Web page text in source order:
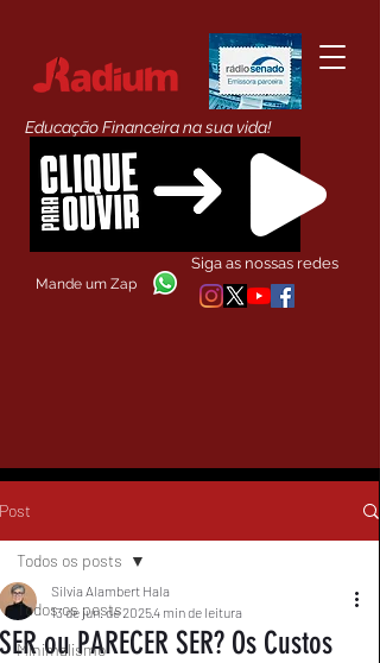
Educação Financeira na sua vida!
Siga as nossas redes
Mande um Zap
Post
Todos os posts
Minimalismo
Todos os posts
SER ou PARECER SER? Os Custos
Silvia Alambert Hala
13 de jun. de 20254 min de leitura